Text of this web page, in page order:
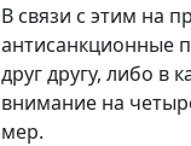
В связи с этим на
антисанкционные
друг другу, либо в
внимание на
мер.